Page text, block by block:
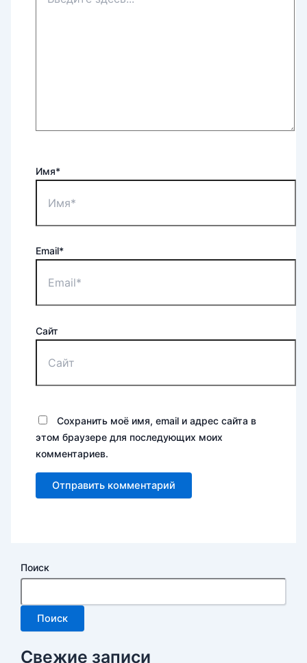
Имя*
Email*
Сайт
Сохранить моё имя, email и адрес сайта в
этом браузере для последующих моих
комментариев.
Поиск
Поиск
Свежие записи